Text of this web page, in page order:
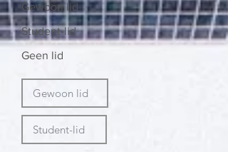
Gewoon lid
Student-lid
Geen lid